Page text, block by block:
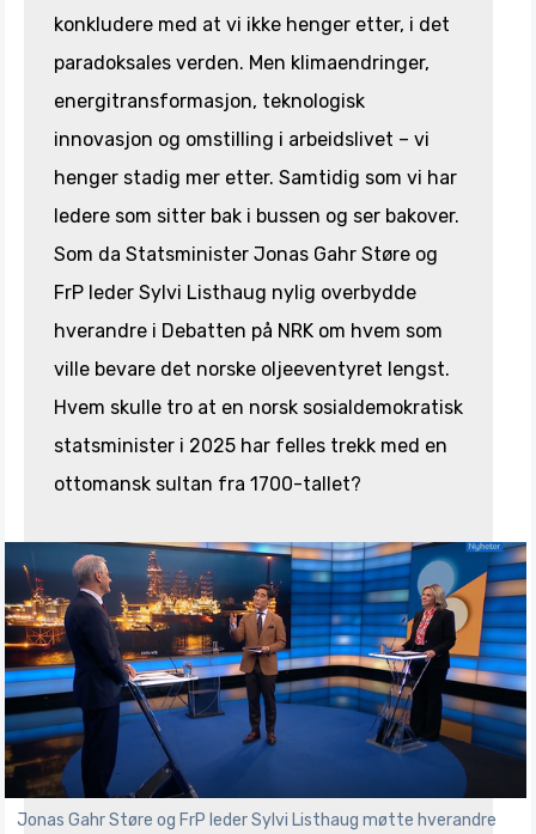
konkludere med at vi ikke henger etter, i det
paradoksales verden. Men klimaendringer,
energitransformasjon, teknologisk
innovasjon og omstilling i arbeidslivet – vi
henger stadig mer etter. Samtidig som vi har
ledere som sitter bak i bussen og ser bakover.
Som da Statsminister Jonas Gahr Støre og
FrP leder Sylvi Listhaug nylig overbydde
hverandre i Debatten på NRK om hvem som
ville bevare det norske oljeeventyret lengst.
Hvem skulle tro at en norsk sosialdemokratisk
statsminister i 2025 har felles trekk med en
ottomansk sultan fra 1700-tallet?
Jonas Gahr Støre og FrP leder Sylvi Listhaug møtte hverandre